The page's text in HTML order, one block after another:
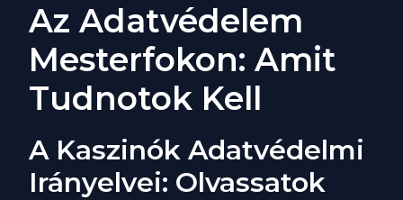
Az Adatvédelem
Mesterfokon: Amit
Tudnotok Kell
A Kaszinók Adatvédelmi
Irányelvei: Olvassatok